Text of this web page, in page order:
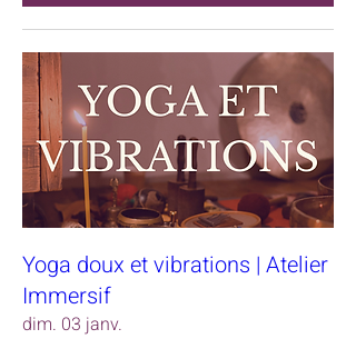
Yoga doux et vibrations | Atelier
Immersif
dim. 03 janv.